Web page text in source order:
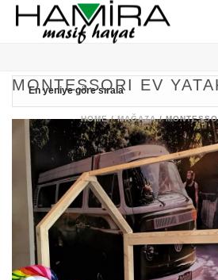
MONTESSORI EV
HOME/MAĞAZA/